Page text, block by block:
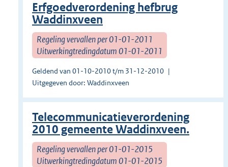
Erfgoedverordening hefbrug
Waddinxveen
Regeling vervallen per 01-01-2011
Uitwerkingtredingdatum 01-01-2011
Geldend van 01-10-2010 t/m 31-12-2010
Uitgegeven door: Waddinxveen
Telecommunicatieverordening
2010 gemeente Waddinxveen.
Regeling vervallen per 01-01-2015
Uitwerkingtredingdatum 01-01-2015